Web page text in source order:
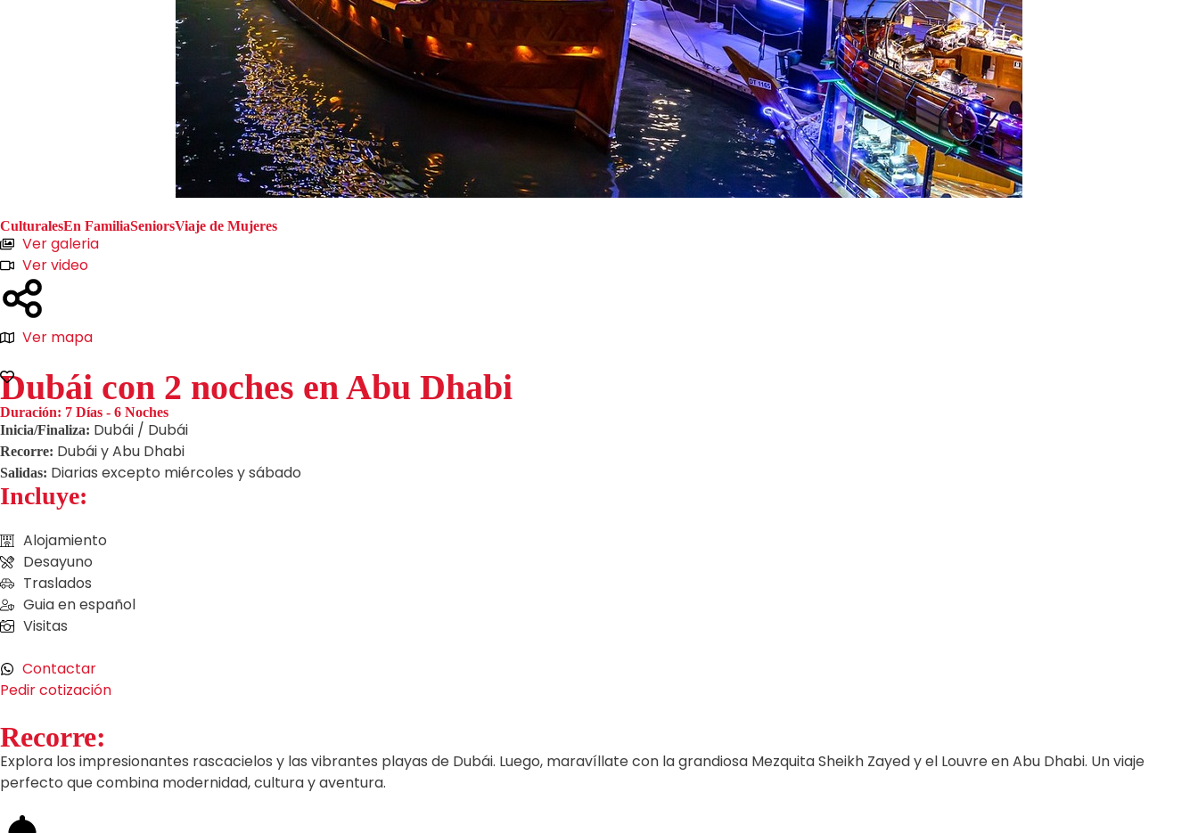
CulturalesEn FamiliaSeniorsViaje de Mujeres
Ver galeria
Ver video
Ver mapa
Dubái con 2 noches en Abu Dhabi
Duración: 7 Días - 6 Noches
Inicia/Finaliza: Dubái / Dubái
Recorre: Dubái y Abu Dhabi
Salidas: Diarias excepto miércoles y sábado
Incluye:
Alojamiento
Desayuno
Traslados
Guia en español
Visitas
Contactar
Pedir cotización
Recorre:
Explora los impresionantes rascacielos y las vibrantes playas de Dubái. Luego, maravíllate con la grandiosa Mezquita Sheikh Zayed y el Louvre en Abu Dhabi. Un viaje
perfecto que combina modernidad, cultura y aventura.